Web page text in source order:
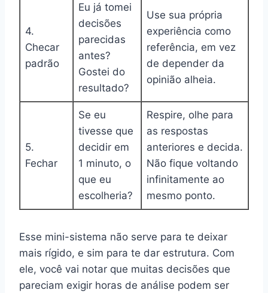
4.
Checar
padrão
Eu já tomei
decisões
parecidas
antes?
Gostei do
resultado?
Use sua própria
experiência como
referência, em vez
de depender da
opinião alheia.
5.
Fechar
Se eu
tivesse que
decidir em
1 minuto, o
que eu
escolheria?
Respire, olhe para
as respostas
anteriores e decida.
Não fique voltando
infinitamente ao
mesmo ponto.
Esse mini-sistema não serve para te deixar
mais rígido, e sim para te dar estrutura. Com
ele, você vai notar que muitas decisões que
pareciam exigir horas de análise podem ser